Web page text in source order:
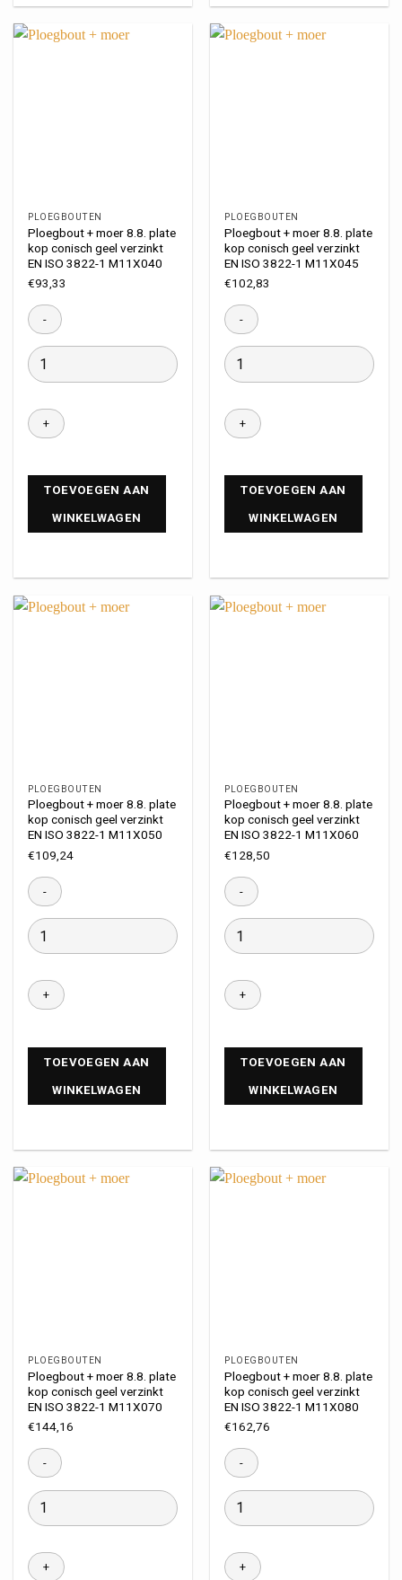
PLOEGBOUTEN
Ploegbout + moer 8.8. plate
kop conisch geel verzinkt
EN ISO 3822-1 M11X040
€93,33
TOEVOEGEN AAN
WINKELWAGEN
PLOEGBOUTEN
Ploegbout + moer 8.8. plate
kop conisch geel verzinkt
EN ISO 3822-1 M11X045
€102,83
TOEVOEGEN AAN
WINKELWAGEN
PLOEGBOUTEN
Ploegbout + moer 8.8. plate
kop conisch geel verzinkt
EN ISO 3822-1 M11X050
€109,24
TOEVOEGEN AAN
WINKELWAGEN
PLOEGBOUTEN
Ploegbout + moer 8.8. plate
kop conisch geel verzinkt
EN ISO 3822-1 M11X060
€128,50
TOEVOEGEN AAN
WINKELWAGEN
PLOEGBOUTEN
Ploegbout + moer 8.8. plate
kop conisch geel verzinkt
EN ISO 3822-1 M11X070
€144,16
PLOEGBOUTEN
Ploegbout + moer 8.8. plate
kop conisch geel verzinkt
EN ISO 3822-1 M11X080
€162,76